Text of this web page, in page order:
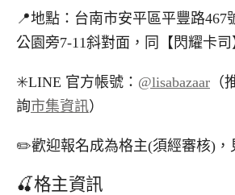
📍地點：台南市安平區平豐路467
公園旁7-11斜對面，同【閃耀卡司
✳️LINE 官方帳號： @lisabazaar （
詢市集資訊）
✏️歡迎報名成為格主(須經審核)，
🍒格主資訊